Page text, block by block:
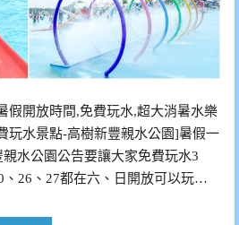
假開放時間,免費玩水,超大消暑水樂
玩水景點-高樹新豐親水公園]暑假一
水公園公告要讓大家免費玩水3
、26、27都在六、日開放可以玩…